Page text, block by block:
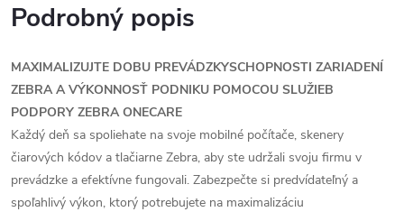
Podrobný popis
MAXIMALIZUJTE DOBU PREVÁDZKYSCHOPNOSTI ZARIADENÍ
ZEBRA A VÝKONNOSŤ PODNIKU POMOCOU SLUŽIEB
PODPORY ZEBRA ONECARE
Každý deň sa spoliehate na svoje mobilné počítače, skenery
čiarových kódov a tlačiarne Zebra, aby ste udržali svoju firmu v
prevádzke a efektívne fungovali. Zabezpečte si predvídateľný a
spoľahlivý výkon, ktorý potrebujete na maximalizáciu